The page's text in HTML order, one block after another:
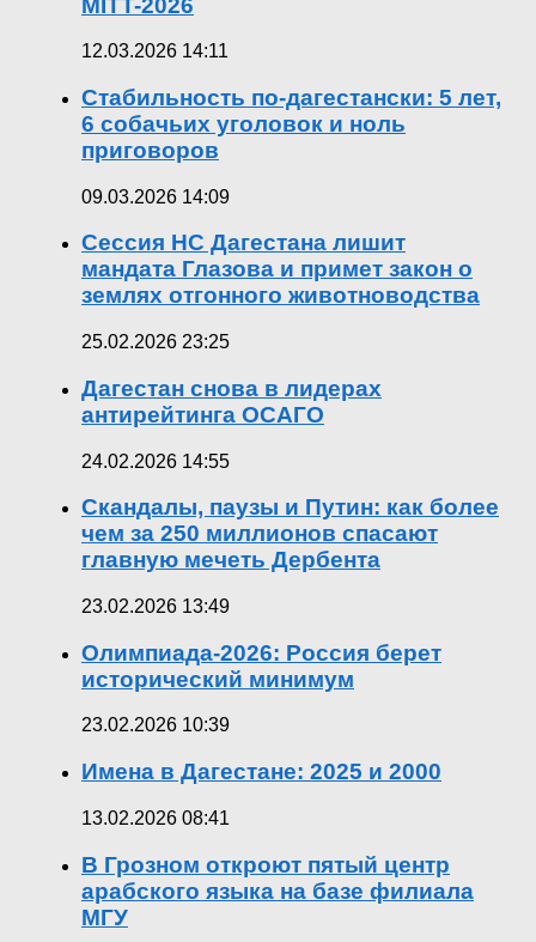
12.03.2026 14:11
Стабильность по-дагестански: 5 лет,
6 собачьих уголовок и ноль
приговоров
09.03.2026 14:09
Сессия НС Дагестана лишит
мандата Глазова и примет закон о
землях отгонного животноводства
25.02.2026 23:25
Дагестан снова в лидерах
антирейтинга ОСАГО
24.02.2026 14:55
Скандалы, паузы и Путин: как более
чем за 250 миллионов спасают
главную мечеть Дербента
23.02.2026 13:49
Олимпиада-2026: Россия берет
исторический минимум
23.02.2026 10:39
Имена в Дагестане: 2025 и 2000
13.02.2026 08:41
В Грозном откроют пятый центр
арабского языка на базе филиала
МГУ